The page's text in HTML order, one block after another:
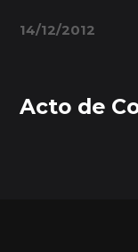
14/12/2012
Acto de